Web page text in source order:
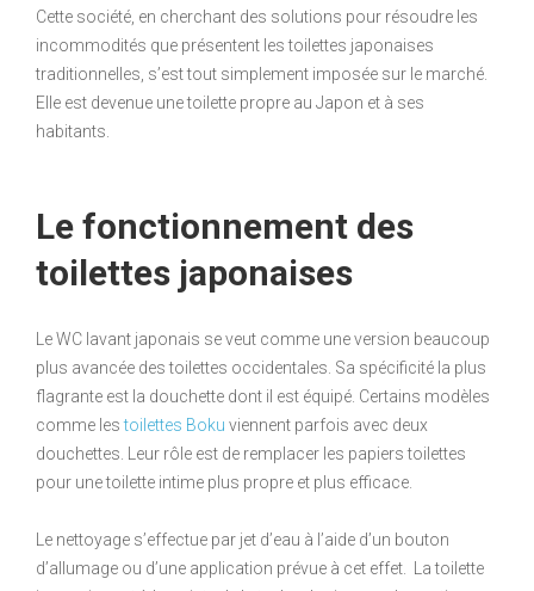
Cette société, en cherchant des solutions pour résoudre les
incommodités que présentent les toilettes japonaises
traditionnelles, s’est tout simplement imposée sur le marché.
Elle est devenue une toilette propre au Japon et à ses
habitants.
Le fonctionnement des
toilettes japonaises
Le WC lavant japonais se veut comme une version beaucoup
plus avancée des toilettes occidentales. Sa spécificité la plus
flagrante est la douchette dont il est équipé. Certains modèles
comme lestoilettes Boku viennent parfois avec deux
douchettes. Leur rôle est de remplacer les papiers toilettes
pour une toilette intime plus propre et plus efficace.
Le nettoyage s’effectue par jet d’eau à l’aide d’un bouton
d’allumage ou d’une application prévue à cet effet. La toilette